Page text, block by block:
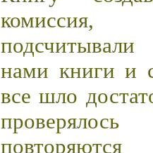
комиссия,
нами книги и
все шло